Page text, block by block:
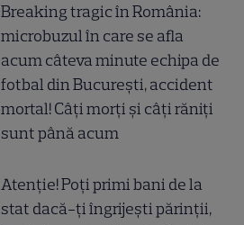
Breaking tragic în România:
microbuzul în care se afla
acum câteva minute echipa de
fotbal din București, accident
mortal! Câți morți și câți răniți
sunt până acum
Atenție! Poți primi bani de la
stat dacă-ți îngrijești părinții,